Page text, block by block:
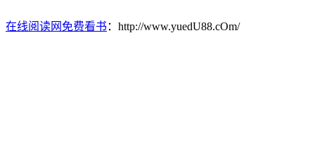
在线阅读网免费看书 ：http://www.yuedU88.cOm/